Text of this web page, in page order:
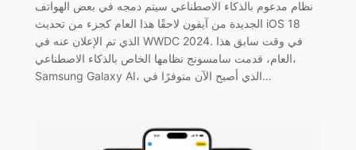
نظام مدعوم بالذكاء الاصطناعي سيتم دمجه في بعض الهواتف
الجديدة من آيفون لاحقًا هذا العام كجزء من تحديث iOS 18
الذي تم الإعلان عنه في WWDC 2024. في وقت سابق هذا
العام، قدمت سامسونج نظامها الخاص بالذكاء الاصطناعي،
Samsung Galaxy AI، الذي أصبح الآن متوفرًا في…